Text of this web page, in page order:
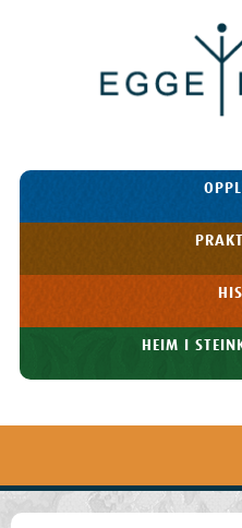
Museum
HOPP
HEIM I